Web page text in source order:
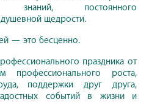
знаний, постоянного
щедрости.
— это бесценно.
праздника от
роста,
поддержки друг друга,
событий в жизни и